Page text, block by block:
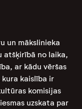
un mākslinieka
atšķirībā no laika,
ar kādu vēršas
kaislība ir
komisijas
uzskata par